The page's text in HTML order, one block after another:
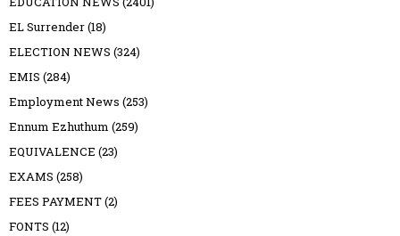
EL Surrender(18)
ELECTION NEWS (324)
EMIS (284)
Employment News (253)
Ennum Ezhuthum (259)
EQUIVALENCE (23)
EXAMS (258)
FEES PAYMENT(2)
FONTS (12)